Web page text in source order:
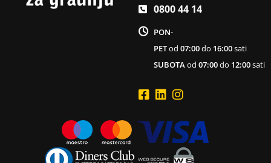
0800 44 14
PON-
PETod07:00do 16:00sati
SUBOTAod07:00do 12:00sati